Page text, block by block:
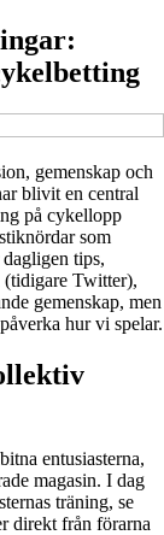
gemenskap och
blivit en central
på cykellopp
som
tips,
(tidigare Twitter),
gemenskap, men
hur vi spelar.
entusiasterna,
magasin. I dag
träning, se
direkt från förarna